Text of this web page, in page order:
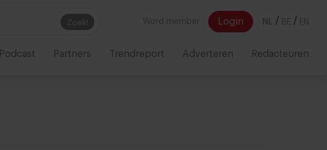
Zoek! Word member Login NL / BE / EN
Podcast Partners Trendreport Adverteren Redacteuren